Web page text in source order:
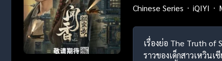
Chinese Series
iQIYI
เรื่องย่อ The Truth of
ราวของเด็กสาวเหวิน